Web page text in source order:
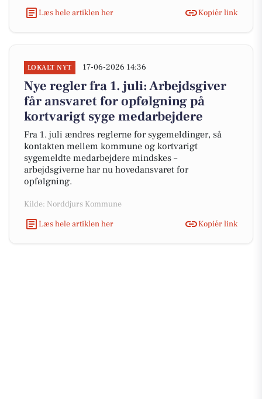
Læs hele artiklen her Kopiér link
LOKALT NYT 17-06-2026 14:36
Nye regler fra 1. juli: Arbejdsgiver
får ansvaret for opfølgning på
kortvarigt syge medarbejdere
Fra 1. juli ændres reglerne for sygemeldinger, så
kontakten mellem kommune og kortvarigt
sygemeldte medarbejdere mindskes –
arbejdsgiverne har nu hovedansvaret for
opfølgning.
Kilde: Norddjurs Kommune
Læs hele artiklen her
Kopiér link